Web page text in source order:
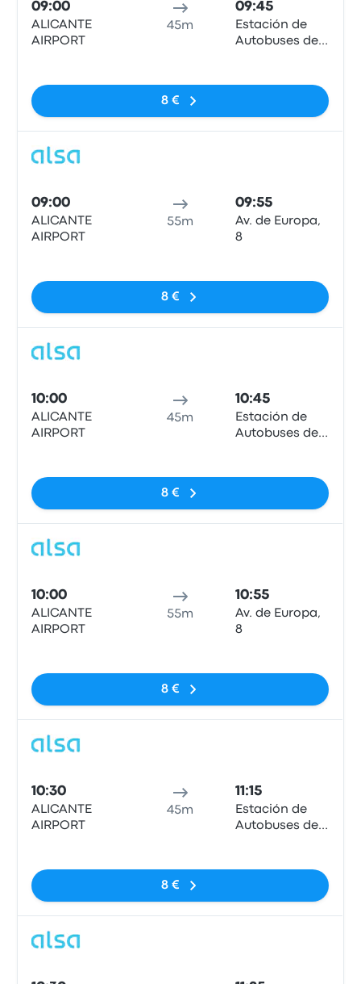
09:00
ALICANTE
AIRPORT
45m
09:45
Estación de
Autobuses de
8 €
09:00
ALICANTE
AIRPORT
55m
09:55
Av. de Europa,
8
8 €
10:00
ALICANTE
AIRPORT
45m
10:45
Estación de
Autobuses de
8 €
10:00
ALICANTE
AIRPORT
55m
10:55
Av. de Europa,
8
8 €
10:30
ALICANTE
AIRPORT
45m
11:15
Estación de
Autobuses de
8 €